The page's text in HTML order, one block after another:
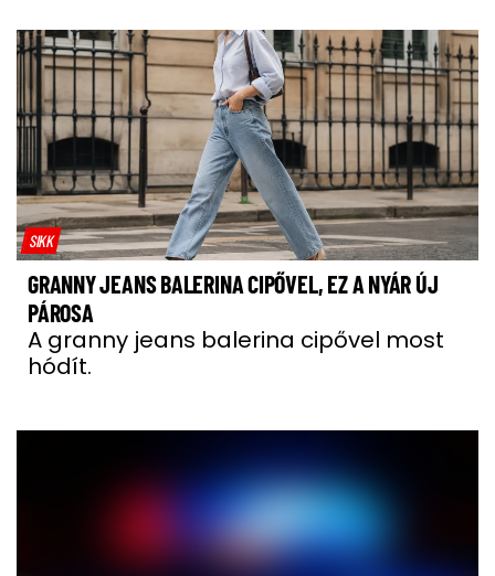
SIKK
GRANNY JEANS BALERINA CIPŐVEL, EZ A NYÁR ÚJ
PÁROSA
A granny jeans balerina cipővel most
hódít.